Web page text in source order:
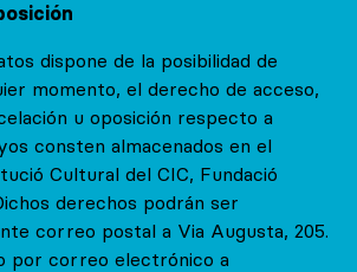
dispone de la posibilidad de
momento, el derecho de acceso,
u oposición respecto a
consten almacenados en el
Cultural del CIC, Fundació
derechos podrán ser
correo postal a Via Augusta, 205.
por correo electrónico a